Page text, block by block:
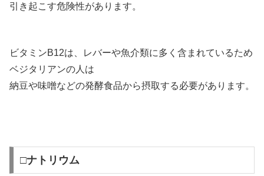
引き起こす危険性があります。
ビタミンB12は、レバーや魚介類に多く含まれているため
ベジタリアンの人は
納豆や味噌などの発酵食品から摂取する必要があります。
□ナトリウム